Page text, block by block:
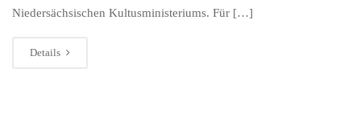
Niedersächsischen Kultusministeriums. Für […]
Details